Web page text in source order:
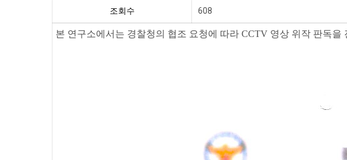
조회수 608
본 연구소에서는 경찰청의 협조 요청에 따라 CCTV 영상 위작 판독을